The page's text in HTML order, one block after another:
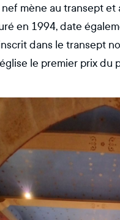
nef mène au transept
en 1994, date
dans le transept
le premier prix